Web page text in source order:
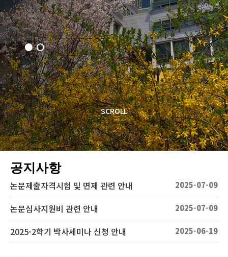
SCROLL
공지사항
논문제출자격시험 및 면제 관련 안내 2025-07-09
논문심사지원비 관련 안내 2025-07-09
2025-2학기 박사세미나 신청 안내 2025-06-19